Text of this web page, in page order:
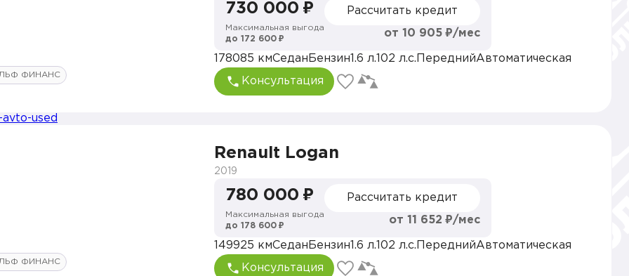
ФИНАНС
730 000 ₽
Максимальная выгода
до 172 600 ₽
Рассчитать кредит
от 10 905 ₽/мес
178085 кмСедан Бензин 1.6 л. 102 л.с. ПереднийАвтоматическая
Консультация
ФИНАНС
Renault Logan
2019
780 000 ₽
Максимальная выгода
до 178 600 ₽
Рассчитать кредит
от 11 652 ₽/мес
149925 кмСедан Бензин 1.6 л. 102 л.с. ПереднийАвтоматическая
Консультация